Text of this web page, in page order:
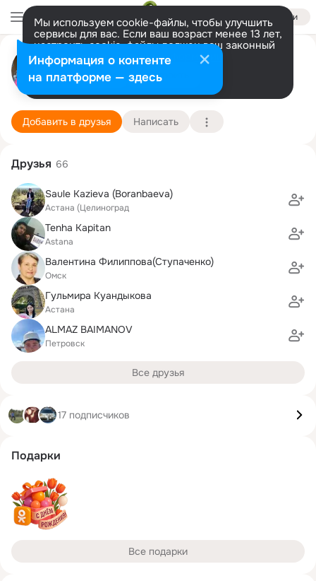
Войти
Мы используем cookie-файлы, чтобы улучшить
сервисы для вас. Если ваш возраст менее 13 лет,
настроить cookie-файлы должен ваш законный
представитель. Больше информации
Разрешить все Настроить
Асель Сабитова
Астана 22 сентября (42 года)
Подробнее
Добавить в друзья Написать
Друзья 66
Saule Kazieva (Boranbaeva)
Астана (Целиноград
Tenha Kapitan
Astana
Валентина Филиппова(Ступаченко)
Омск
Гульмира Куандыкова
Астана
ALMAZ BAIMANOV
Петровск
Все друзья
17 подписчиков
Подарки
Все подарки
Информация о контенте
на платформе — здесь